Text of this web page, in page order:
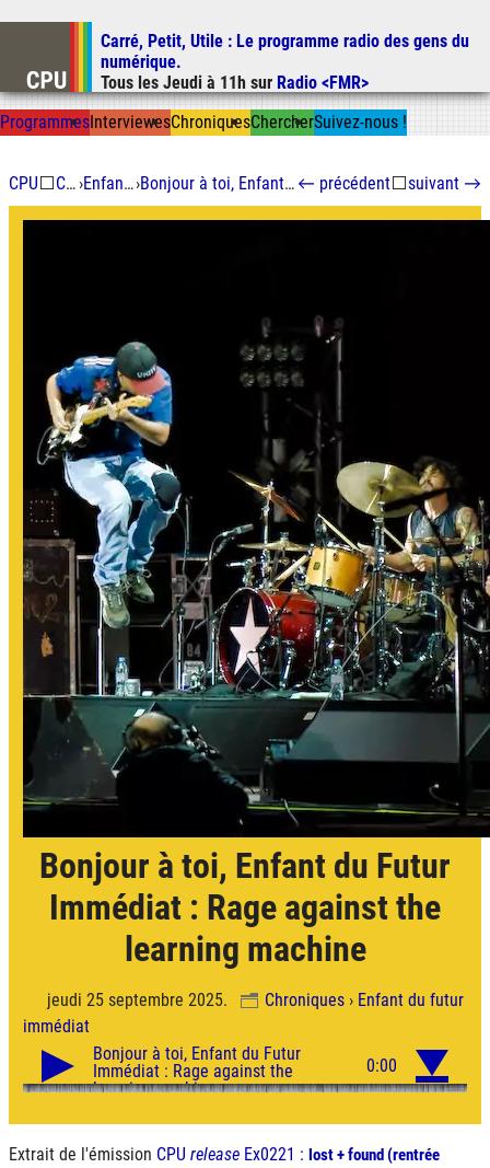
Aller au contenu
Aller à la recherche
Carré, Petit, Utile : Le programme radio des gens du
numérique.
Tous les Jeudi à 11h sur Radio <FMR>
ProgrammesInterviewesChroniquesChercherSuivez-nous !
CPU⬜ Chroniques › Enfant du futur immédiat› Bonjour à toi, Enfant du Futur Immédiat : Rage against the learning machine ← précédent⬜suivant →
Bonjour à toi, Enfant du Futur
Immédiat : Rage against the
learning machine
jeudi 25 septembre 2025. Chroniques› Enfant du futur
immédiat
Extrait de l'émission CPU release Ex0221 : lost + found (rentrée